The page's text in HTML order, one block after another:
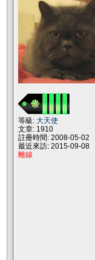
等級: 大天使
文章: 1910
註冊時間: 2008-05-02
最近來訪: 2015-09-08
離線